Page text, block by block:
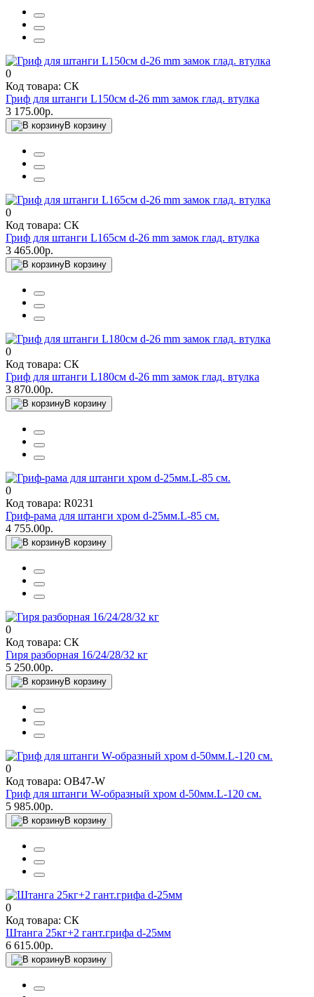
0
Код товара: СК
Гриф для штанги L150см d-26 mm замок глад. втулка
3 175.00р.
В корзину
0
Код товара: СК
Гриф для штанги L165см d-26 mm замок глад. втулка
3 465.00р.
В корзину
0
Код товара: СК
Гриф для штанги L180см d-26 mm замок глад. втулка
3 870.00р.
В корзину
0
Код товара: R0231
Гриф-рама для штанги хром d-25мм.L-85 см.
4 755.00р.
В корзину
0
Код товара: СК
Гиря разборная 16/24/28/32 кг
5 250.00р.
В корзину
0
Код товара: OB47-W
Гриф для штанги W-образный хром d-50мм.L-120 см.
5 985.00р.
В корзину
0
Код товара: СК
Штанга 25кг+2 гант.грифа d-25мм
6 615.00р.
В корзину